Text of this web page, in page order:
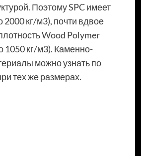
Поэтому SPC имеет
2000 кг/м3), почти вдвое
Wood Polymer
1050 кг/м3). Каменно-
можно узнать по
тех же размерах.